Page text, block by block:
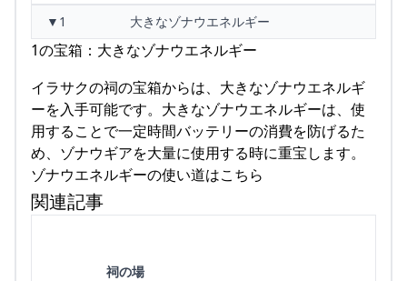
▼1
大きなゾナウエネルギー
1の宝箱：大きなゾナウエネルギー
イラサクの祠の宝箱からは、大きなゾナウエネルギ
ーを入手可能です。大きなゾナウエネルギーは、使
用することで一定時間バッテリーの消費を防げるた
め、ゾナウギアを大量に使用する時に重宝します。
ゾナウエネルギーの使い道はこちら
関連記事
祠の場